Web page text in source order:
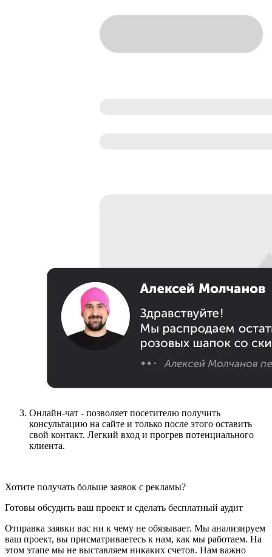
Онлайн-чат - позволяет посетителю получить
консультацию на сайте и только после этого оставить
свой контакт. Легкий вход и прогрев потенциального
клиента.
Хотите получать больше заявок с рекламы?
Готовы обсудить ваш проект и сделать бесплатный аудит
Отправка заявки вас ни к чему не обязывает. Мы анализируем
ваш проект, вы присматриваетесь к нам, как мы работаем. На
этом этапе мы не выставляем никаких счетов. Нам важно